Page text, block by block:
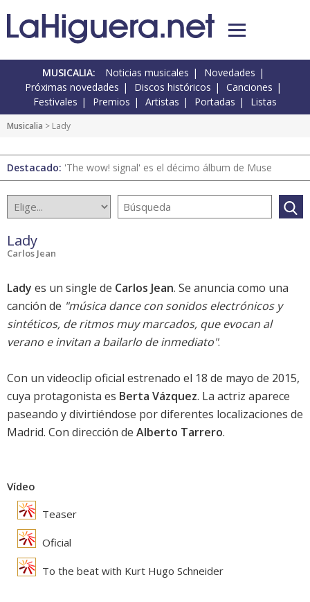
MUSICALIA: Noticias musicales
Novedades
Próximas novedades
Discos históricos
Canciones
Festivales
Premios Artistas Portadas Listas
Musicalia > Lady
Destacado: 'The wow! signal' es el décimo álbum de Muse
Lady
Carlos Jean
Lady es un single de Carlos Jean. Se anuncia como una
canción de "música dance con sonidos electrónicos y
sintéticos, de ritmos muy marcados, que evocan al
verano e invitan a bailarlo de inmediato".
Con un videoclip oficial estrenado el 18 de mayo de 2015,
cuya protagonista es Berta Vázquez. La actriz aparece
paseando y divirtiéndose por diferentes localizaciones de
Madrid. Con dirección de Alberto Tarrero.
Vídeo
Teaser
Oficial
To the beat with Kurt Hugo Schneider